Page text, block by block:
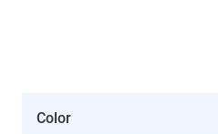
Color